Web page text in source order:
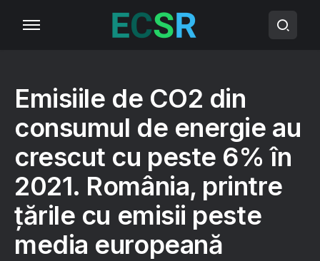
Emisiile de CO2 din
consumul de energie au
crescut cu peste 6% în
2021. România, printre
țările cu emisii peste
media europeană